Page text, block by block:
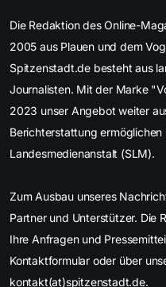
Die Redaktion des Online-
2005 aus Plauen und dem
Spitzenstadt.de besteht aus
Journalisten. Mit der Marke
2023 unser Angebot weiter
Berichterstattung
Landesmedienanstalt (SLM).
Zum Ausbau unseres
Partner und Unterstützer. Die
Ihre Anfragen und
Kontaktformular oder über
kontakt(at)spitzenstadt.de.